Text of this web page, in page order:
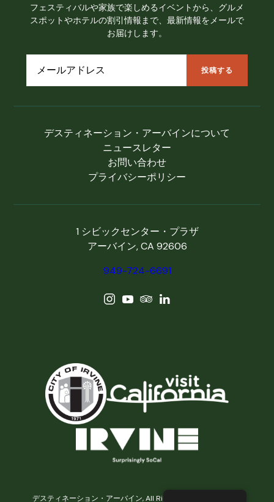
デスティネーション・アーバインについて
ニュースレター
お問い合わせ
プライバシーポリシー
1 シビックセンター・プラザ
アーバイン, CA 92606
949-724-6691
フェスティバルや家族で楽しめるイベントから、グルメ
スポットやホテルの割引情報まで、最新情報をメールで
お届けします。
デスティネーション・アーバイン, All Rights Reserved © 2026